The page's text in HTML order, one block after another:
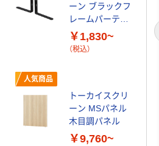
炎・
￥67,767~ （税込）
ーン ブラックフ
レームパーティ
ション 安定脚
補助脚
￥1,830~
（税込）
人気商品
トーカイスクリ
ーン MSパネル
木目調パネル
￥9,760~